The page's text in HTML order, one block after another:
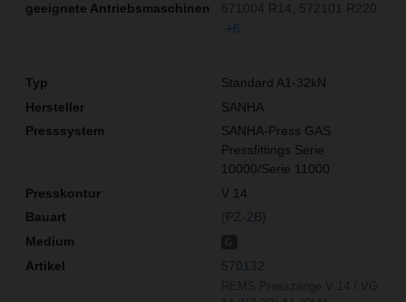
571004 R14
572101 R220
+6
Standard A1-32kN
SANHA
SANHA-Press GAS
Pressfittings Serie
10000/Serie 11000
V 14
(PZ-2B)
570132